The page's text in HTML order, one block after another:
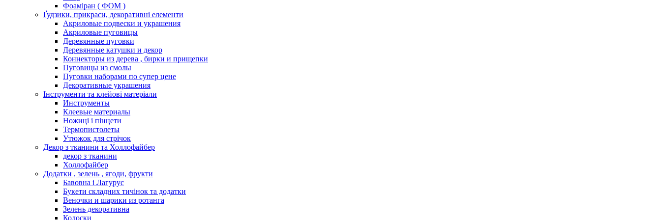
Фоаміран ( ФОМ )
Ґудзики, прикраси, декоративні елементи
Акриловые подвески и украшения
Акриловые пуговицы
Деревянные пуговки
Деревянные катушки и декор
Коннекторы из дерева , бирки и прищепки
Пуговицы из смолы
Пуговки наборами по супер цене
Декоративные украшения
Інструменти та клейові матеріали
Инструменты
Клеевые материалы
Ножиці і пінцети
Термопистолеты
Утюжок для стрічок
Декор з тканини та Холлофайбер
декор з тканини
Холлофайбер
Додатки , зелень , ягоди, фрукти
Бавовна і Лагурус
Букети складних тичінок та додатки
Веночки и шарики из ротанга
Зелень декоративна
Колоски